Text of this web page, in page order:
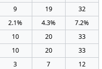
9 19
32
2.1% 4.3%
7.2%
10 20
33
10 20
33
3 7
12